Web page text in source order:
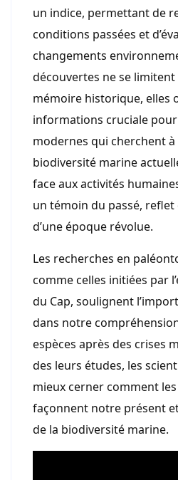
un indice, permettant de
conditions passées et
changements
découvertes ne se
mémoire historique, elles
informations cruciale
modernes qui cherchent
biodiversité marine
face aux activités
un témoin du passé, reflet
d’une époque révolue.
Les recherches en
comme celles initiées par
du Cap, soulignent
dans notre
espèces après des crises
des leurs études, les
mieux cerner comment
façonnent notre présent
de la biodiversité marine.